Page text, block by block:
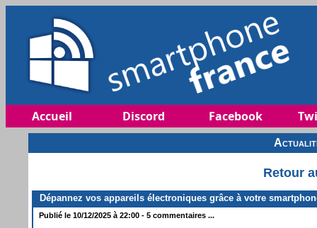
Accueil Discord Facebook
Retour
Dépannez vos appareils électroniques grâce à votre
Publié le 10/12/2025 à 22:00 - 5 commentaires ...